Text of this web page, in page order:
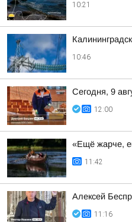
10:21
10:46
Сегодня, 9
12:00
«Ещё жарче,
11:42
Алексей
11:16